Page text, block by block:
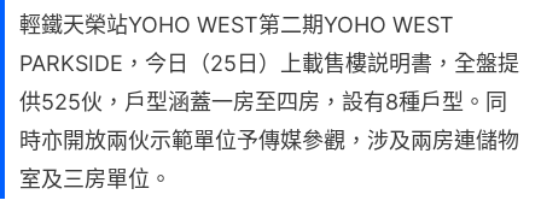
輕鐵天榮站YOHO WEST第二期YOHO WEST
PARKSIDE，今日（25日）上載售樓説明書，全盤提
供525伙，戶型涵蓋一房至四房，設有8種戶型。同
時亦開放兩伙示範單位予傳媒參觀，涉及兩房連儲物
室及三房單位。